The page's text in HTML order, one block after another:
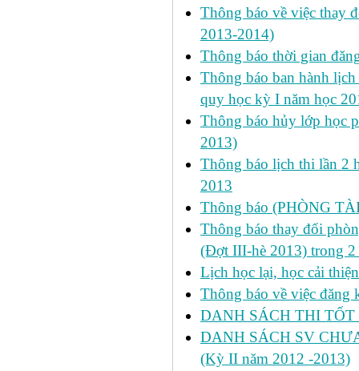
Thông báo về việc thay
2013-2014)
Thông báo thời gian
Thông báo ban hành
quy học kỳ I năm học
Thông báo hủy lớp học
2013)
Thông báo lịch thi lần 2
2013
Thông báo (PHÒNG
Thông báo thay đổi
(Đợt III-hè 2013) trong
Lịch học lại, học cải
Thông báo về việc
DANH SÁCH THI
DANH SÁCH SV
(Kỳ II năm 2012 -2013)